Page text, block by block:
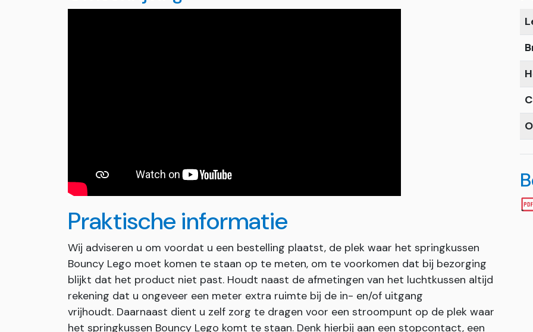
Praktische informatie
Wij adviseren u om voordat u een bestelling plaatst, de plek waar het springkussen
Bouncy Lego moet komen te staan op te meten, om te voorkomen dat bij bezorging
blijkt dat het product niet past. Houdt naast de afmetingen van het luchtkussen altijd
rekening dat u ongeveer een meter extra ruimte bij de in- en/of uitgang
vrijhoudt. Daarnaast dient u zelf zorg te dragen voor een stroompunt op de plek waar
het springkussen Bouncy Lego komt te staan. Denk hierbij aan een stopcontact, een